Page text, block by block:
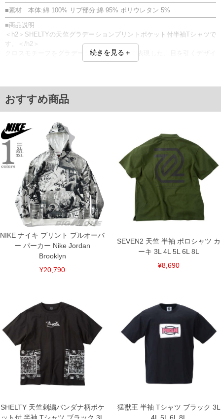
■素材 本体:綿 100% リブ部分:綿 95% ポリウレタン 5%
■商品説明
＜h2＞SHELTYの天竺グラデーションプリントポケット付半袖Tシャツで
す。＜/h2＞
クロスモチーフをグラデーションプリントで表現した、目を引くデザイ
■サイズ表
3L/130/78/130/58/24
4L/140/80/140/60/25
5L/150/82/150/62/26
6L/160/84/160/64/27
8L/180/88/180/68/29
単位はcm
※【返品交換について】
返品交換希望の方は、商品到着後1週間以内にご連絡ください。
下着(肌着)やワイシャツは商品の性質上、返品交換不可とさせて頂いております。予め
ご了承くださいませ。
※【ボトムの裾上げをご希望の場合】
裾上げ料金は500円+税となります。
備考欄に股下●cmとご記入下さい。（裾上げ無料対象商品は1本につき税込6,000円以
上の品が対象。1本5,999円以下の商品は有料（500円+税）となります。）
出荷まで約1週間～20日間程お時間を頂く場合がございます。
尚、裾上げした商品は返品・交換不可となりますので、予めご了承下さい。
一部、お直しに対応出来ない商品がございます。(例：裾にファスナーや調節ひもが付
ください。
※当店での掲載商品は、実店鋪と在庫を共用しておりますので店頭での売り違い、店
舗からのお取り寄せ等により、お客様にご迷惑をお掛けしてしまう場合がございま
す。そのようなことがない様最大限に努めておりますが、もしあった場合速やかにご
連絡させて頂きますので予めご了承ください。
DETAIL
続きを見る＋
おすすめ商品
NIKE ナイキ プリント プルオーバ
ー パーカー Nike Jordan
Brooklyn
¥20,790
SEVEN2 天竺 半袖 ポロシャツ カ
ーキ 3L 4L 5L 6L 8L
¥8,690
SHELTY 天竺刺繍バンダナ柄ポケ
猛獣王 半袖 Tシャツ ブラック 3L